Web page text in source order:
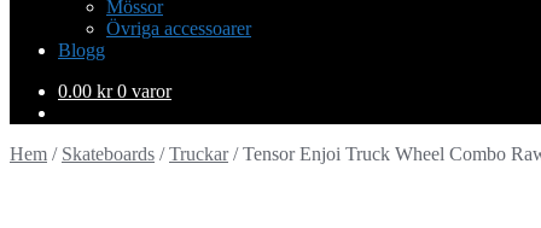
Mössor
Övriga accessoarer
Blogg
0.00 kr 0 varor
Hem / Skateboards /Truckar/Tensor Enjoi Truck Wheel Combo